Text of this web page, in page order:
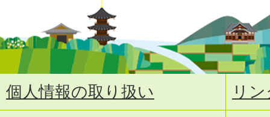
個人情報の取り扱い
リ